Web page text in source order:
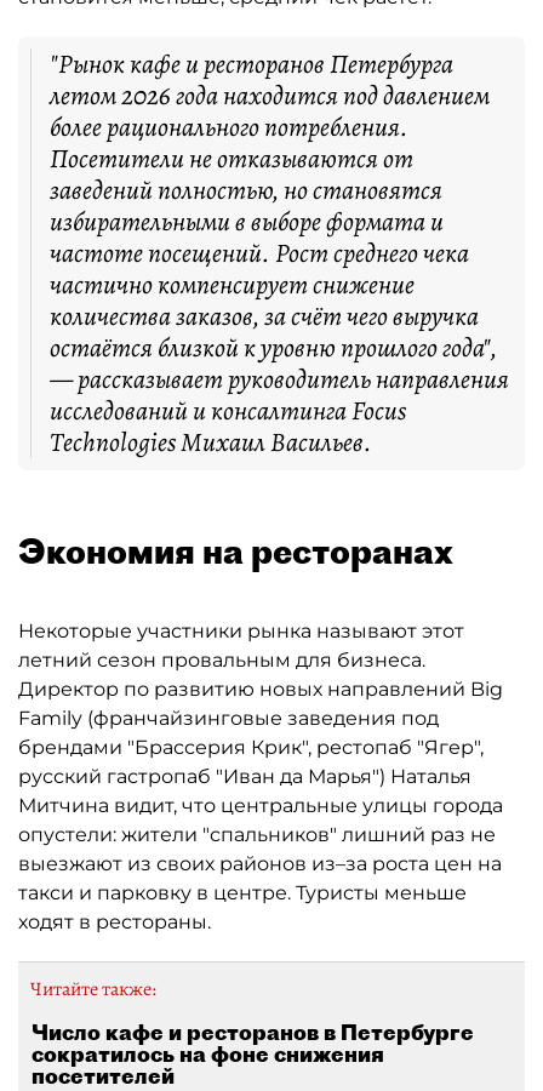
"Рынок кафе и ресторанов Петербурга
летом 2026 года находится под давлением
более рационального потребления.
Посетители не отказываются от
заведений полностью, но становятся
избирательными в выборе формата и
частоте посещений. Рост среднего чека
частично компенсирует снижение
количества заказов, за счёт чего выручка
остаётся близкой к уровню прошлого года",
— рассказывает руководитель направления
исследований и консалтинга Focus
Technologies Михаил Васильев.
Экономия на ресторанах
Некоторые участники рынка называют этот
летний сезон провальным для бизнеса.
Директор по развитию новых направлений Big
Family (франчайзинговые заведения под
брендами "Брассерия Крик", рестопаб "Ягер",
русский гастропаб "Иван да Марья") Наталья
Митчина видит, что центральные улицы города
опустели: жители "спальников" лишний раз не
выезжают из своих районов из–за роста цен на
такси и парковку в центре. Туристы меньше
ходят в рестораны.
Читайте также:
Число кафе и ресторанов в Петербурге
сократилось на фоне снижения
посетителей